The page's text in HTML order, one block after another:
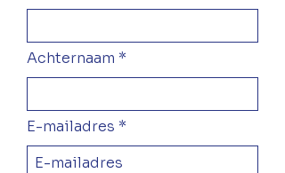
Achternaam
E-mailadres